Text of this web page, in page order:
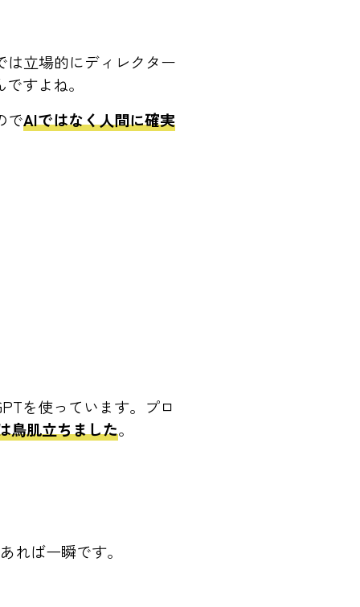
立場的にディレクター
ですよね。
でAIではなく人間に確実
を使っています。プロ
鳥肌立ちました。
れば一瞬です。